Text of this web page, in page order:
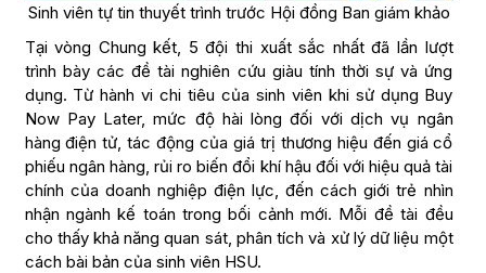
Sinh viên tự tin thuyết trình trước Hội đồng Ban giám khảo
Tại vòng Chung kết, 5 đội thi xuất sắc nhất đã lần lượt
trình bày các đề tài nghiên cứu giàu tính thời sự và ứng
dụng. Từ hành vi chi tiêu của sinh viên khi sử dụng Buy
Now Pay Later, mức độ hài lòng đối với dịch vụ ngân
hàng điện tử, tác động của giá trị thương hiệu đến giá cổ
phiếu ngân hàng, rủi ro biến đổi khí hậu đối với hiệu quả tài
chính của doanh nghiệp điện lực, đến cách giới trẻ nhìn
nhận ngành kế toán trong bối cảnh mới. Mỗi đề tài đều
cho thấy khả năng quan sát, phân tích và xử lý dữ liệu một
cách bài bản của sinh viên HSU.